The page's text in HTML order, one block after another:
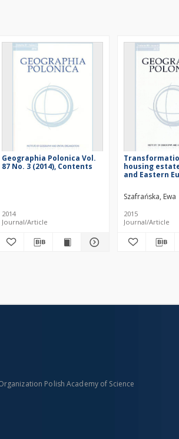
Geographia Polonica Vol.
87 No. 3 (2014), Contents
2014
Journal/Article
housing
and Eastern
communism
Szafrańska, Ewa
2015
Journal/Article
Polish Academy of Science